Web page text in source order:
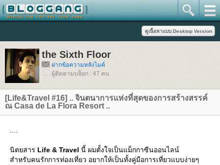
the Sixth Floor
ฝากข้อความหลังไมค์
ผู้ติดตามบล็อก : 47 คน
[Life&Travel #16] .. จินตนาการแห่งที่สุดของการสร้างสรรค์
ณ Casa de La Flora Resort ..
นิตยสาร Life & Travel นี้ ผมตั้งใจเป็นแม็กกาซีนออนไลน์
สำหรับคนรักการท่องเที่ยว อยากให้เป็นทั้งคู่มือการเที่ยวแบบง่ายๆ